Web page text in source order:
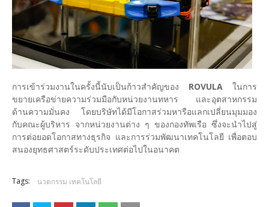
การเข้าร่วมงานในครั้งนี้นับเป็นก้าวสำคัญของ ROVULA ในการ
ขยายเครือข่ายความร่วมมือกับหน่วยงานทหาร และอุตสาหกรรม
ด้านความมั่นคง โดยบริษัทได้มีโอกาสร่วมหารือแลกเปลี่ยนมุมมอง
กับคณะผู้บริหาร จากหน่วยงานต่าง ๆ ของกองทัพเรือ ซึ่งจะนำไปสู่
การต่อยอดโอกาสทางธุรกิจ และการร่วมพัฒนาเทคโนโลยี เพื่อตอบ
สนองยุทธศาสตร์ระดับประเทศต่อไปในอนาคต
Tags: นวตกรรม เทคโนโลยี